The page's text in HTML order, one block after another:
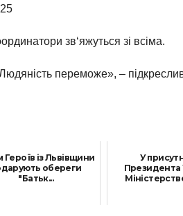
зв‘яжуться зі всіма.
переможе», – підкреслив
Героїв із Львівщини
обереги
"Батьк...
У
Президента